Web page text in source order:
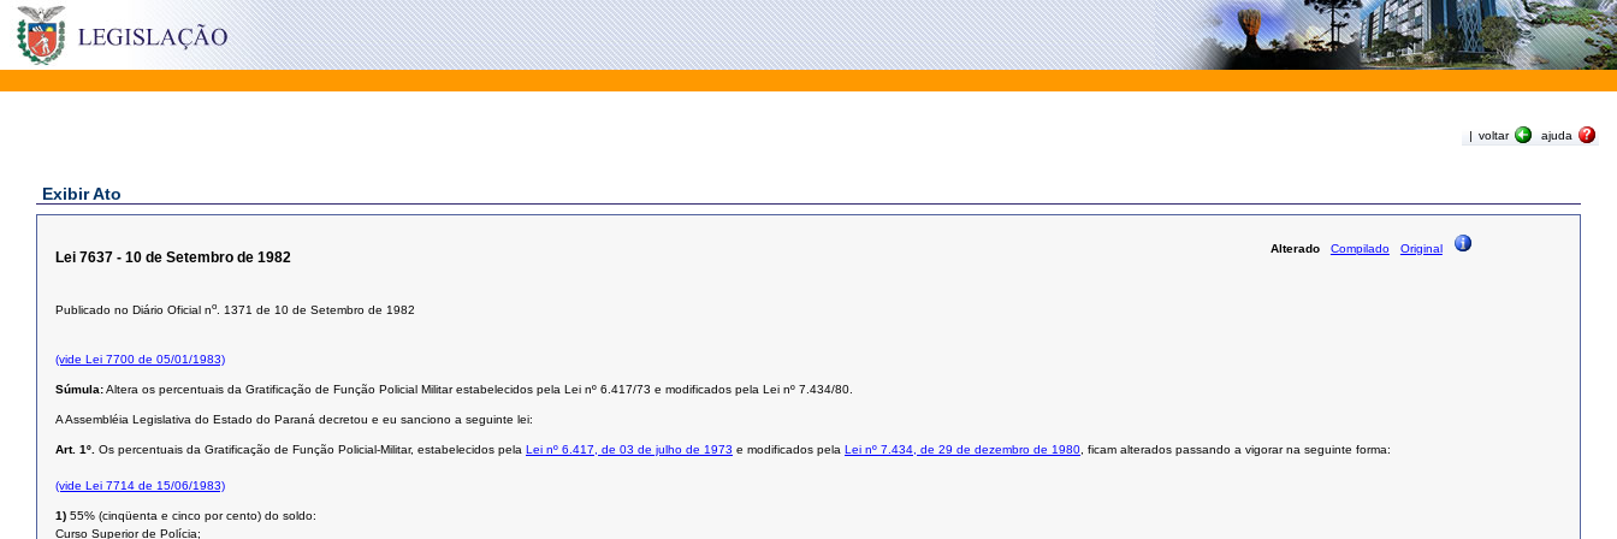
| voltar ajuda
Exibir Ato
Alterado Compilado Original
Lei 7637 - 10 de Setembro de 1982
Publicado no Diário Oficial no. 1371 de 10 de Setembro de 1982
(vide Lei 7700 de 05/01/1983)
Súmula:Altera os percentuais da Gratificação de Função Policial Militar estabelecidos pela Lei nº 6.417/73 e modificados pela Lei nº 7.434/80.
A Assembléia Legislativa do Estado do Paraná decretou e eu sanciono a seguinte lei:
Art. 1º. Os percentuais da Gratificação de Função Policial-Militar, estabelecidos pela Lei nº 6.417, de 03 de julho de 1973 e modificados pela Lei nº 7.434, de 29 de dezembro de 1980 , ficam alterados passando a vigorar na seguinte forma:
(vide Lei 7714 de 15/06/1983)
1) 55% (cinqüenta e cinco por cento) do soldo:
Curso Superior de Polícia;